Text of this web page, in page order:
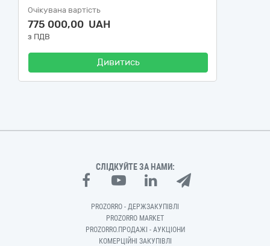
Очікувана вартість
775 000,00 UAH
з ПДВ
Дивитись
СЛІДКУЙТЕ ЗА НАМИ:
PROZORRO - ДЕРЖЗАКУПІВЛІ
PROZORRO MARKET
PROZORRO.ПРОДАЖІ - АУКЦІОНИ
КОМЕРЦІЙНІ ЗАКУПІВЛІ